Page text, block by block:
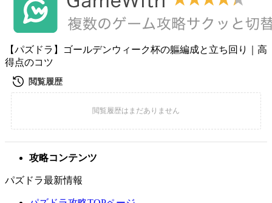
【パズドラ】ゴールデンウィーク杯の軀編成と立ち回り｜高
得点のコツ
攻略コンテンツ
パズドラ最新情報